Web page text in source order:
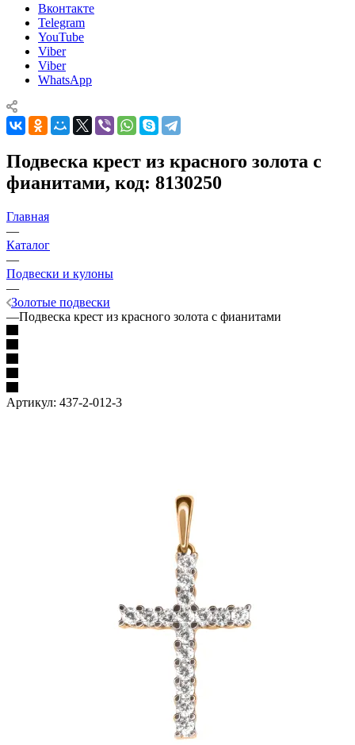
Вконтакте
Telegram
YouTube
Viber
Viber
WhatsApp
Подвеска крест из красного золота с
фианитами, код: 8130250
Главная
—
Каталог
—
Подвески и кулоны
—
Золотые подвески
—Подвеска крест из красного золота с фианитами
Артикул: 437-2-012-3